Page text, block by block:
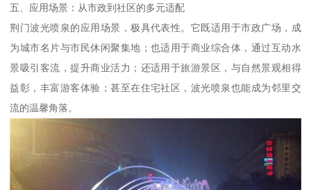
五、应用场景：从市政到社区的多元适配
荆门波光喷泉的应用场景，极具代表性。它既适用于市政广场，成
为城市名片与市民休闲聚集地；也适用于商业综合体，通过互动水
景吸引客流，提升商业活力；还适用于旅游景区，与自然景观相得
益彰，丰富游客体验；甚至在住宅社区，波光喷泉也能成为邻里交
流的温馨角落。